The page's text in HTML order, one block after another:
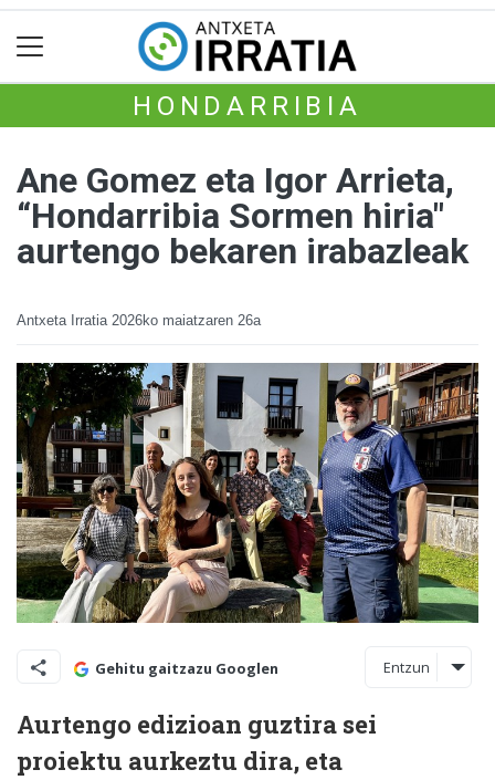
HONDARRIBIA
Ane Gomez eta Igor Arrieta,
“Hondarribia Sormen hiria"
aurtengo bekaren irabazleak
Antxeta Irratia 2026ko maiatzaren 26a
Gehitu gaitzazu Googlen Entzun
Aurtengo edizioan guztira sei
proiektu aurkeztu dira, eta